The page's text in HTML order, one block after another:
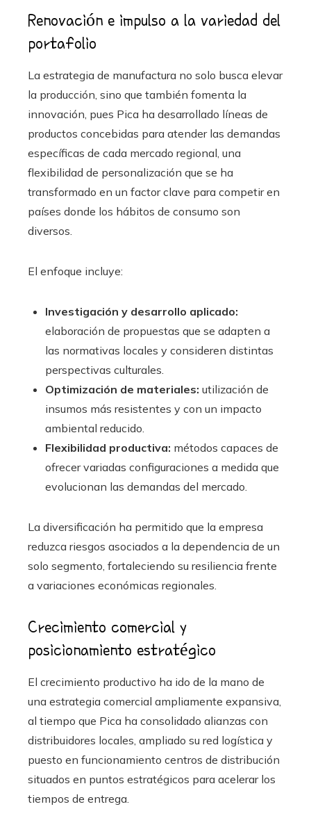
Renovación e impulso a la variedad del
portafolio
La estrategia de manufactura no solo busca elevar
la producción, sino que también fomenta la
innovación, pues Pica ha desarrollado líneas de
productos concebidas para atender las demandas
específicas de cada mercado regional, una
flexibilidad de personalización que se ha
transformado en un factor clave para competir en
países donde los hábitos de consumo son
diversos.
El enfoque incluye:
Investigación y desarrollo aplicado:
elaboración de propuestas que se adapten a
las normativas locales y consideren distintas
perspectivas culturales.
Optimización de materiales: utilización de
insumos más resistentes y con un impacto
ambiental reducido.
Flexibilidad productiva: métodos capaces de
ofrecer variadas configuraciones a medida que
evolucionan las demandas del mercado.
La diversificación ha permitido que la empresa
reduzca riesgos asociados a la dependencia de un
solo segmento, fortaleciendo su resiliencia frente
a variaciones económicas regionales.
Crecimiento comercial y
posicionamiento estratégico
El crecimiento productivo ha ido de la mano de
una estrategia comercial ampliamente expansiva,
al tiempo que Pica ha consolidado alianzas con
distribuidores locales, ampliado su red logística y
puesto en funcionamiento centros de distribución
situados en puntos estratégicos para acelerar los
tiempos de entrega.